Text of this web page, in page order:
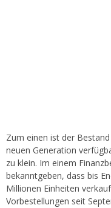
Zum einen ist der
neuen Generation
zu klein. Im einem
bekanntgeben, dass bis
Millionen Einheiten
Vorbestellungen seit